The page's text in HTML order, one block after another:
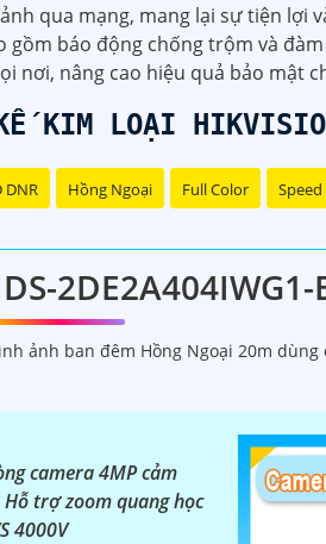
camera Hikvision giá rẻ và
giá rẻ và chuyên nghiệp
thuật viên của chúng tôi cam
đầu thế giới về giải pháp an
mà còn đem đến sự tin cậy và
nghiệp cho dự án của mình,
qua mạng, mang lại sự tiện lợi
báo động chống trộm và
nơi, nâng cao hiệu quả bảo mật
KIM LOẠI
DNR Hồng Ngoại Full Color
2DE2A404IWG1-
ảnh ban đêm Hồng Ngoại 20m
camera 4MP cảm
Hỗ trợ zoom quang học
4000V